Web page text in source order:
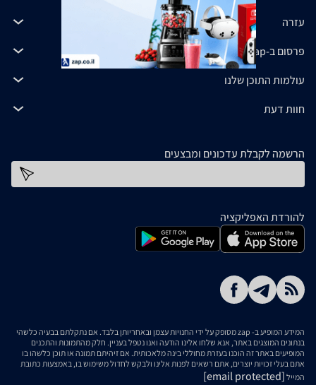
עזרה
פרסום ב-zap
עולמות התוכן שלנו
חוות דעת
הרשמה לקבלת עדכונים ומבצעים
להורדת האפליקציה
המידע המופיע ב- zap מסופק על ידי החנויות עצמן ובאחריותן בלבד. אם נתקלתם בבעיה כלשהי
בנתונים המוצגים באתר, אנא שלחו אלינו הודעה ואנו נטפל בעניין. חלק מהתמונות והתכנים
המופיעים באתר זה הוכנו בעזרת מחוללי בינה מלאכותית. אם זיהיתם תמונה או תוכן כלשהו בו
אתם בעלי זכויות יוצרים, אתם רשאים לפנות אלינו ולבקש לחדול משימוש בו, באמצעות כתובת
המייל [email protected]